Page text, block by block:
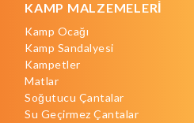
KAMP MALZEMELERİ
Kamp Ocağı
Kamp Sandalyesi
Kampetler
Matlar
Soğutucu Çantalar
Su Geçirmez Çantalar